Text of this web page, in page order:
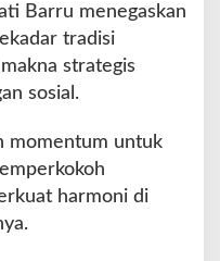
Barru menegaskan
tradisi
strategis
sosial.
momentum untuk
harmoni di